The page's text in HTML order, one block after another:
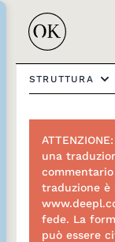
STRUTTURA
una
traduzione
fede. La
può essere